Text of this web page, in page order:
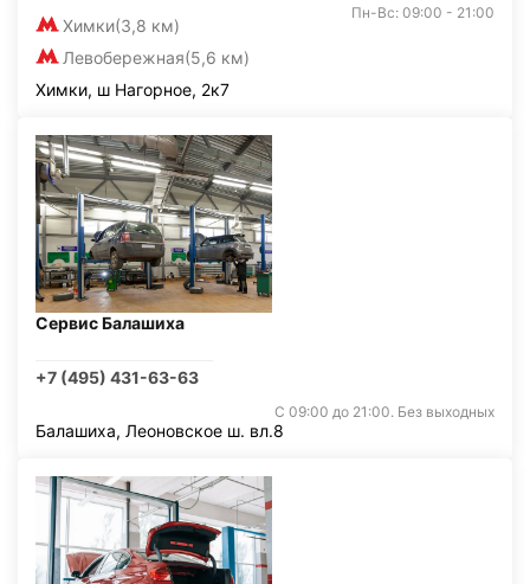
Химки(3,8 км)
Левобережная(5,6 км)
Пн-Вс: 09:00 - 21:00
Химки, ш Нагорное, 2к7
Сервис Балашиха
+7 (495) 431-63-63
С 09:00 до 21:00. Без выходных
Балашиха, Леоновское ш. вл.8